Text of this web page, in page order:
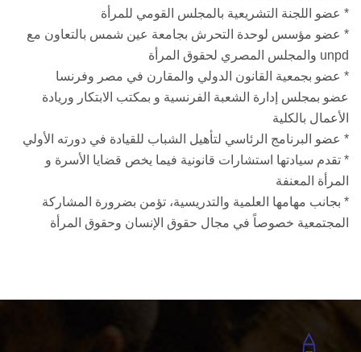
* عضو اللجنة التشريعية بالمجلس القومي للمرأة
* عضو مؤسس لوحدة التحرش بجامعة عين شمس بالتعاون مع
unpd والمجلس المصري لحقوق المرأة
* عضو بجمعية القانون الدولي والمقارن في مصر وفرنسا
عضو بمجلس إدارة الشعبة الفرنسية و بمكتب الابتكار وريادة
الأعمال بالكلية
* عضو البرنامج الرئاسي لتأهيل الشباب للقيادة في دورته الأولي
* تقدم سيادتها استشارات قانونية فيما يخص قضايا الأسرة و
المرأة المعنفة
* بجانب مهامها العلمية والتدريسية، تؤمن بضرورة المشاركة
المجتمعية خصوصاً في مجال حقوق الإنسان وحقوق المرأة